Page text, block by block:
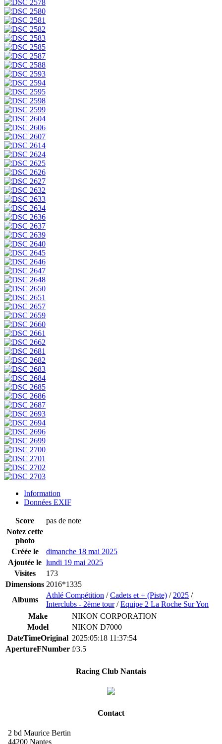
Information
Données EXIF
Score
pas de note
Notez cette
photo
Créée le
dimanche 18 mai 2025
Ajoutée le lundi 19 mai 2025
Visites
173
Dimensions 2016*1335
Albums
Athlé Compétition /Cadets et + (Piste) / 2025 /
Interclubs - 2ème tour/Equipe 2 La Roche Sur Yon
Make
NIKON CORPORATION
Model
NIKON D7000
DateTimeOriginal 2025:05:18 11:37:54
ApertureFNumber f/3.5
Racing Club Nantais
Contact
2 bd Maurice Bertin
44200 Nantes